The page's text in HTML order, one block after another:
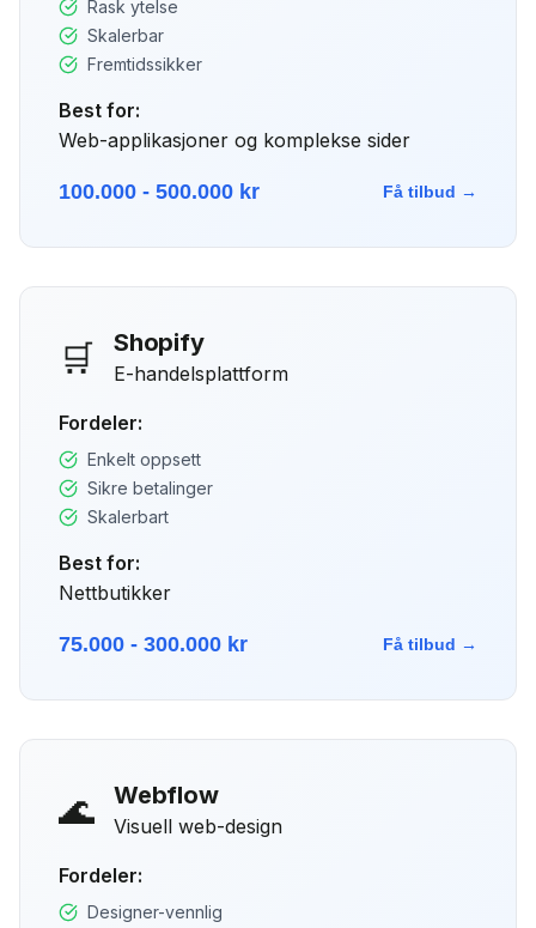
Rask ytelse
Skalerbar
Fremtidssikker
Best for:
Web-applikasjoner og komplekse sider
100.000 - 500.000 kr Få tilbud →
🛒 Shopify
E-handelsplattform
Fordeler:
Enkelt oppsett
Sikre betalinger
Skalerbart
Best for:
Nettbutikker
75.000 - 300.000 kr Få tilbud →
🌊 Webflow
Visuell web-design
Fordeler:
Designer-vennlig